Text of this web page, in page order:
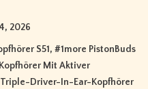
2026
S51, #1more PistonBuds
Mit Aktiver
Triple-Driver-In-Ear-Kopfhörer